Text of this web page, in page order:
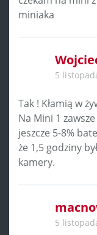
miniaka
5
Tak ! Kłamią w
Na Mini 1
jeszcze 5-8%
że 1,5 godziny
kamery.
5